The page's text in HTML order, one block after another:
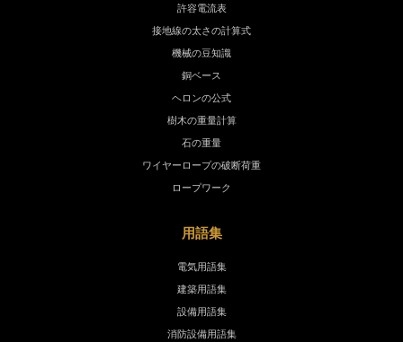
許容電流表
接地線の太さの計算式
機械の豆知識
銅ベース
ヘロンの公式
樹木の重量計算
石の重量
ワイヤーロープの破断荷重
ロープワーク
用語集
電気用語集
建築用語集
設備用語集
消防設備用語集